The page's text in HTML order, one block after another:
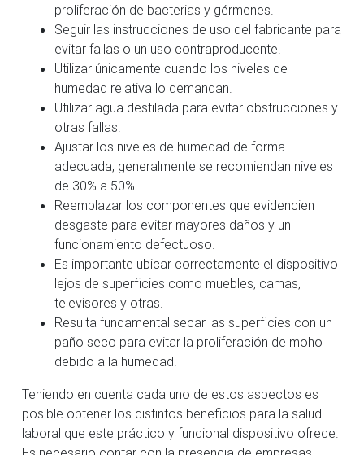
proliferación de bacterias y gérmenes.
Seguir las instrucciones de uso del fabricante para
evitar fallas o un uso contraproducente.
Utilizar únicamente cuando los niveles de
humedad relativa lo demandan.
Utilizar agua destilada para evitar obstrucciones y
otras fallas.
Ajustar los niveles de humedad de forma
adecuada, generalmente se recomiendan niveles
de 30% a 50%.
Reemplazar los componentes que evidencien
desgaste para evitar mayores daños y un
funcionamiento defectuoso.
Es importante ubicar correctamente el dispositivo
lejos de superficies como muebles, camas,
televisores y otras.
Resulta fundamental secar las superficies con un
paño seco para evitar la proliferación de moho
debido a la humedad.
Teniendo en cuenta cada uno de estos aspectos es
posible obtener los distintos beneficios para la salud
laboral que este práctico y funcional dispositivo ofrece.